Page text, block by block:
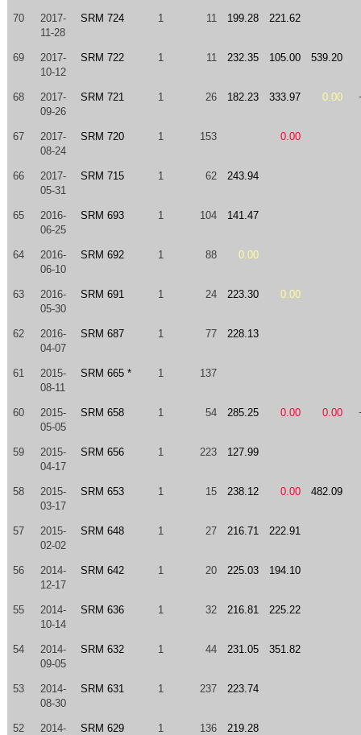
70
2017-
11-28
SRM 724 1 11 199.28 221.62
69
2017-
10-12
SRM 722 1 11 232.35 105.00 539.20
68
2017-
09-26
SRM 721 1 26 182.23 333.97 0.00
67
2017-
08-24
SRM 720 1 153 0.00
66
2017-
05-31
SRM 715 1 62 243.94
65
2016-
06-25
SRM 693 1 104 141.47
64
2016-
06-10
SRM 692 1 88 0.00
63
2016-
05-30
SRM 691 1 24 223.30 0.00
62
2016-
04-07
SRM 687 1 77 228.13
61
2015-
08-11
SRM 665 * 1 137
60
2015-
05-05
SRM 658 1 54 285.25 0.00 0.00
59
2015-
04-17
SRM 656 1 223 127.99
58
2015-
03-17
SRM 653 1 15 238.12 0.00 482.09
57
2015-
02-02
SRM 648 1 27 216.71 222.91
56
2014-
12-17
SRM 642 1 20 225.03 194.10
55
2014-
10-14
SRM 636 1 32 216.81 225.22
54
2014-
09-05
SRM 632 1 44 231.05 351.82
53
2014-
08-30
SRM 631 1 237 223.74
52
2014-
SRM 629 1 136 219.28